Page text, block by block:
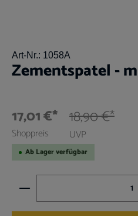
Art-Nr.: 1058A
Zementspatel -
17,01 €*
Shoppreis
18,90 €*
UVP
Ab Lager verfügbar
Produkt Anzahl: Gib den